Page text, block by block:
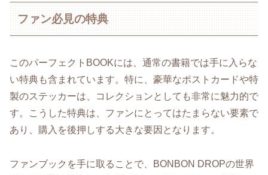
ファン必見の特典
このパーフェクトBOOKには、通常の書籍では手に入らな
い特典も含まれています。特に、豪華なポストカードや特
製のステッカーは、コレクションとしても非常に魅力的で
す。こうした特典は、ファンにとってはたまらない要素で
あり、購入を後押しする大きな要因となります。
ファンブックを手に取ることで、BONBON DROPの世界